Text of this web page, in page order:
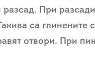
При
са глинените
отвори. При